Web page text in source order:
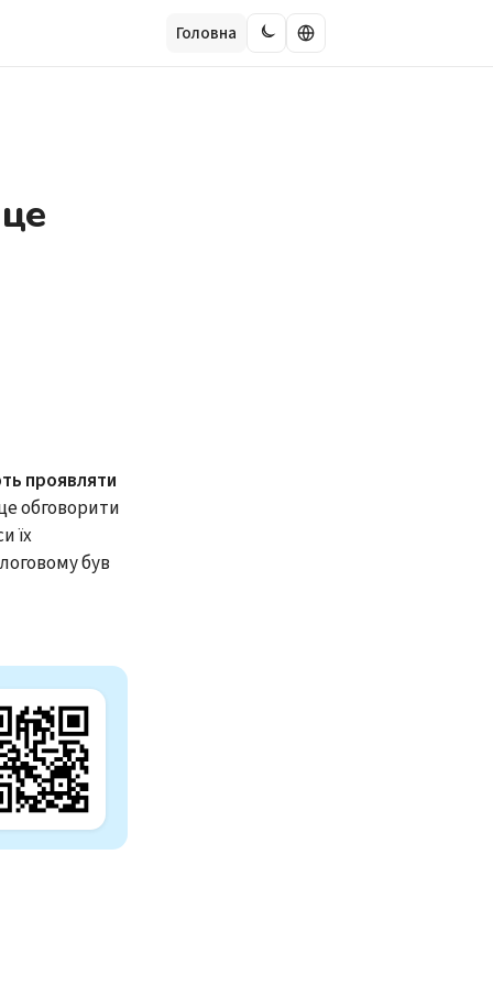
Головна
проявляти
обговорити
їх
був